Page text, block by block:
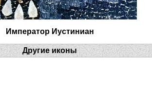
Император Иустиниан
Другие иконы